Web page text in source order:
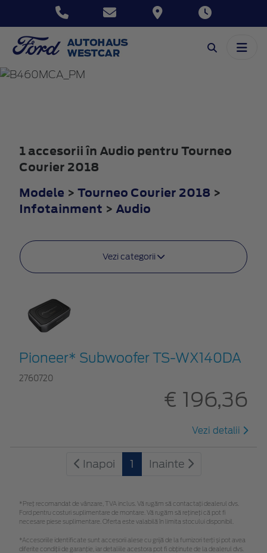
TOURNEO
COURIER
1 accesorii în Audio pentru Tourneo
Courier 2018
Modele > Tourneo Courier 2018 >
Infotainment > Audio
Vezi categorii
Pioneer* Subwoofer TS-WX140DA
2760720
€ 196,36
Vezi detalii
Inapoi 1 Inainte
*Preţ recomandat de vânzare, TVA inclus. Vă rugăm să contactaţi dealerul dvs.
Ford pentru costuri suplimentare de montare. Vă rugăm să rețineți că pot fi
necesare piese suplimentare. Oferta este valabilă în limita stocului disponibil.
*Accesoriile identificate sunt accesorii alese cu grijă de la furnizori terți și pot avea
diferite condiții de garanție, iar detaliile acestora pot fi obținute de la dealerul dvs.